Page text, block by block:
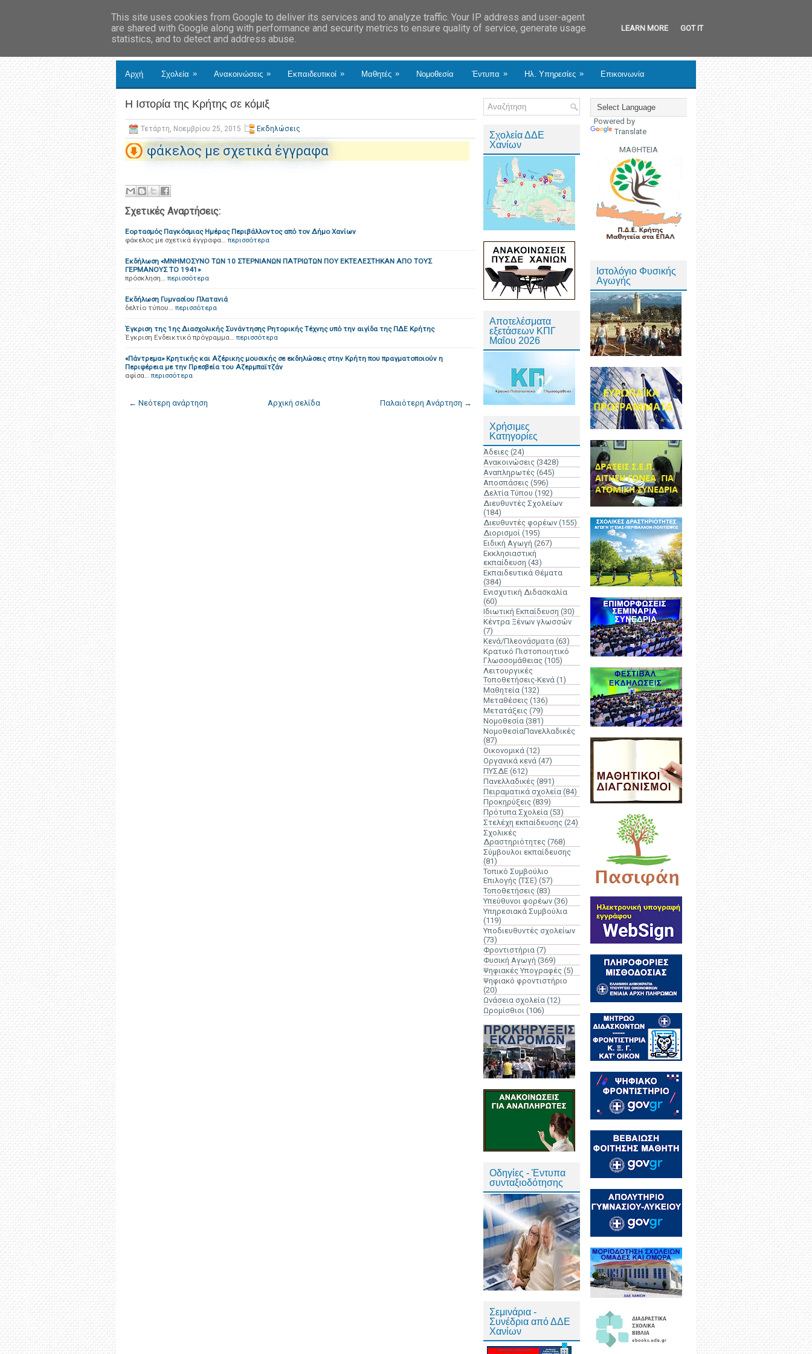
Αρχή Σχολεία » Ανακοινώσεις » Εκπαιδευτικοί » Μαθητές » Νομοθεσία Έντυπα » Ηλ. Υπηρεσίες » Επικοινωνία
Η Ιστορία της Κρήτης σε κόμιξ
Τετάρτη, Νοεμβρίου 25, 2015 Εκδηλώσεις
φάκελος με σχετικά έγγραφα
Σχετικές Αναρτήσεις:
Εορτασμός Παγκόσμιας Ημέρας Περιβάλλοντος από τον Δήμο Χανίων
φάκελος με σχετικά έγγραφα… περισσότερα
Εκδήλωση «ΜΝΗΜΟΣΥΝΟ ΤΩΝ 10 ΣΤΕΡΝΙΑΝΩΝ ΠΑΤΡΙΩΤΩΝ ΠΟΥ ΕΚΤΕΛΕΣΤΗΚΑΝ ΑΠΟ ΤOΥΣ
ΓΕΡΜΑΝΟΥΣ ΤΟ 1941»
πρόσκληση… περισσότερα
Εκδήλωση Γυμνασίου Πλατανιά
δελτίο τύπου… περισσότερα
Έγκριση της 1ης Διασχολικής Συνάντησης Ρητορικής Τέχνης υπό την αιγίδα της ΠΔΕ Κρήτης
Έγκριση Ενδεικτικό πρόγραμμα… περισσότερα
«Πάντρεμα» Κρητικής και Αζέρικης μουσικής σε εκδηλώσεις στην Κρήτη που πραγματοποιούν η
Περιφέρεια με την Πρεσβεία του Αζερμπαϊτζάν
αφίσα… περισσότερα
← Νεότερη ανάρτηση Παλαιότερη Ανάρτηση →
Αρχική σελίδα
Σχολεία ΔΔΕ
Χανίων
Αποτελέσματα
εξετάσεων ΚΠΓ
Μαΐου 2026
Χρήσιμες
Κατηγορίες
Άδειες (24)
Ανακοινώσεις (3428)
Αναπληρωτές (645)
Αποσπάσεις (596)
Δελτία Τύπου (192)
Διευθυντές Σχολείων
(184)
Διευθυντές φορέων (155)
Διορισμοί (195)
Ειδική Αγωγή (267)
Εκκλησιαστική
εκπαίδευση (43)
Εκπαιδευτικά Θέματα
(384)
Ενισχυτική Διδασκαλία
(60)
Ιδιωτική Εκπαίδευση (30)
Κέντρα Ξένων γλωσσών
(7)
Κενά/Πλεονάσματα (63)
Κρατικό Πιστοποιητικό
Γλωσσομάθειας (105)
Λειτουργικές
Τοποθετήσεις-Κενά (1)
Μαθητεία (132)
Μεταθέσεις (136)
Μετατάξεις (79)
Νομοθεσία (381)
ΝομοθεσίαΠανελλαδικές
(87)
Οικονομικά (12)
Οργανικά κενά (47)
ΠΥΣΔΕ (612)
Πανελλαδικές (891)
Πειραματικά σχολεία (84)
Προκηρύξεις (839)
Πρότυπα Σχολεία (53)
Στελέχη εκπαίδευσης (24)
Σχολικές
Δραστηριότητες (768)
Σύμβουλοι εκπαίδευσης
(81)
Τοπικό Συμβούλιο
Επιλογής (ΤΣΕ) (57)
Τοποθετήσεις (83)
Υπεύθυνοι φορέων (36)
Υπηρεσιακά Συμβούλια
(119)
Υποδιευθυντές σχολείων
(73)
Φροντιστήρια (7)
Φυσική Αγωγή (369)
Ψηφιακές Υπογραφές (5)
Ψηφιακό φροντιστήριο
(20)
Ωνάσεια σχολεία (12)
Ωρομίσθιοι (106)
Οδηγίες - Έντυπα
συνταξιοδότησης
Σεμινάρια -
Συνέδρια από ΔΔΕ
Χανίων
Powered by
Translate
ΜΑΘΗΤΕΙΑ
Ιστολόγιο Φυσικής
Αγωγής
This site uses cookies from Google to deliver its services and to analyze traffic. Your IP address and user-agent
are shared with Google along with performance and security metrics to ensure quality of service, generate usage
statistics, and to detect and address abuse.
LEARN MORE GOT IT